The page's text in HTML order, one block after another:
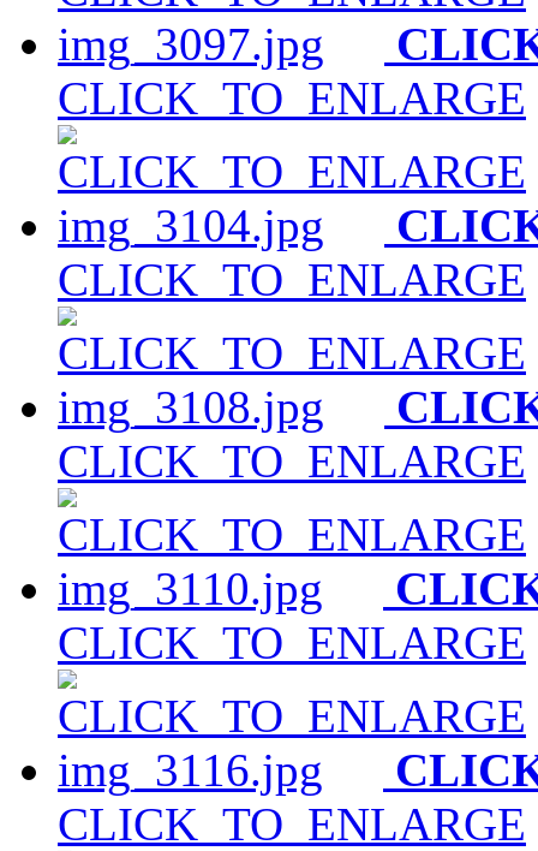
CLICK_TO_ENLARGE
CLICK_TO_ENLARGE
CLICK_TO_ENLARGE
CLICK_TO_ENLARGE
CLICK_TO_ENLARGE